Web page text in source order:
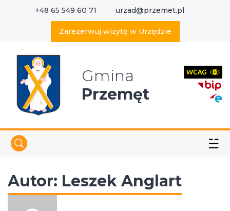
+48 65 549 60 71 urzad@przemet.pl
Zarezerwuj wizytę w Urzędzie
Gmina
Przemęt
☱
Autor: Leszek Anglart
Wyszukaj w serwisie